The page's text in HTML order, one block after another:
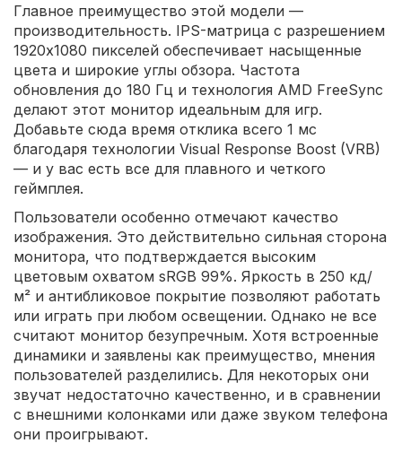
Главное преимущество этой модели —
производительность. IPS-матрица с разрешением
1920x1080 пикселей обеспечивает насыщенные
цвета и широкие углы обзора. Частота
обновления до 180 Гц и технология AMD FreeSync
делают этот монитор идеальным для игр.
Добавьте сюда время отклика всего 1 мс
благодаря технологии Visual Response Boost (VRB)
— и у вас есть все для плавного и четкого
геймплея.
Пользователи особенно отмечают качество
изображения. Это действительно сильная сторона
монитора, что подтверждается высоким
цветовым охватом sRGB 99%. Яркость в 250 кд/
м² и антибликовое покрытие позволяют работать
или играть при любом освещении. Однако не все
считают монитор безупречным. Хотя встроенные
динамики и заявлены как преимущество, мнения
пользователей разделились. Для некоторых они
звучат недостаточно качественно, и в сравнении
с внешними колонками или даже звуком телефона
они проигрывают.